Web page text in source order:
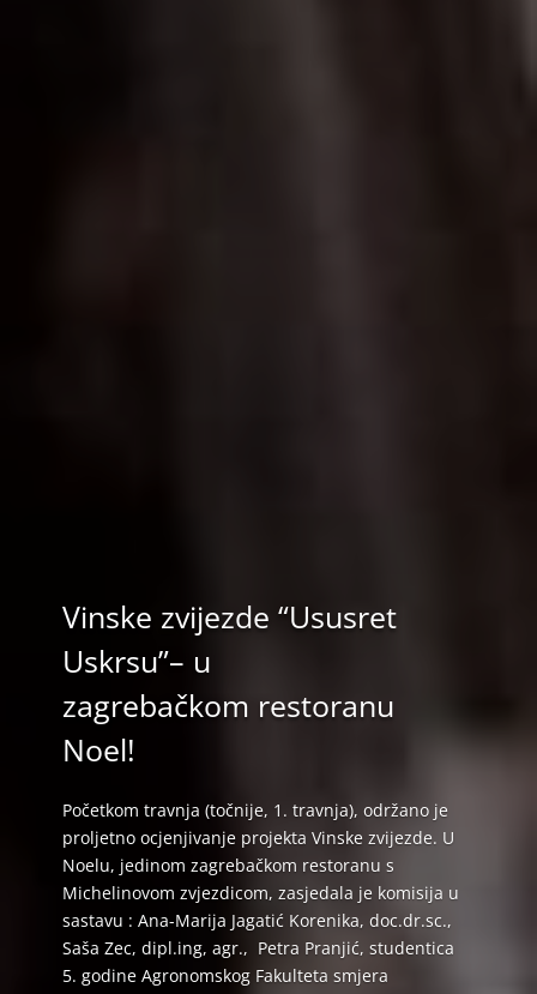
Vinske zvijezde “Ususret
Uskrsu”– u
zagrebačkom restoranu
Noel!
Početkom travnja (točnije, 1. travnja), održano je
proljetno ocjenjivanje projekta Vinske zvijezde. U
Noelu, jedinom zagrebačkom restoranu s
Michelinovom zvjezdicom, zasjedala je komisija u
sastavu : Ana-Marija Jagatić Korenika, doc.dr.sc.,
Saša Zec, dipl.ing, agr., Petra Pranjić, studentica
5. godine Agronomskog Fakulteta smjera